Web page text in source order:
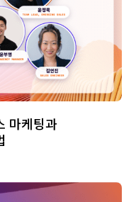
마케팅과